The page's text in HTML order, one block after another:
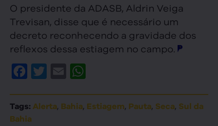
O presidente da ADASB, Aldrin Veiga
Trevisan, disse que é necessário um
decreto reconhecendo a gravidade dos
reflexos dessa estiagem no campo.
Facebook
Twitter
Email
Tags: Alerta, Bahia, Estiagem, Pauta, Seca, Sul da
Bahia